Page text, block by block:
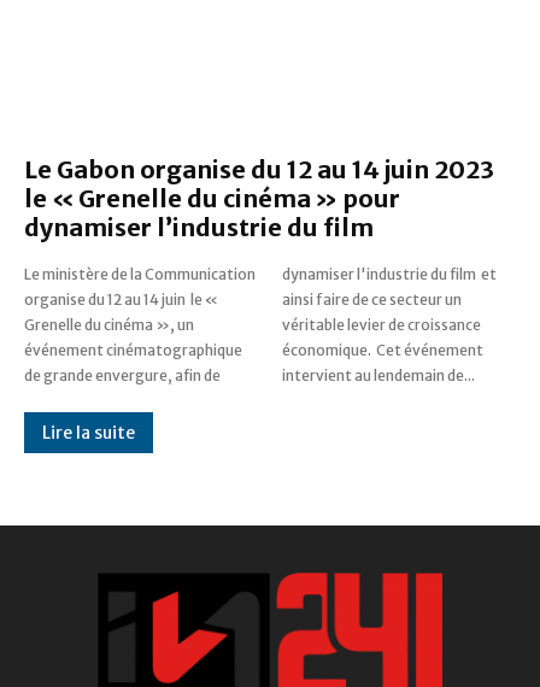
Le Gabon organise du 12 au 14 juin 2023
le « Grenelle du cinéma » pour
dynamiser l’industrie du film
Le ministère de la Communication
organise du 12 au 14 juin le «
Grenelle du cinéma », un
événement cinématographique
de grande envergure, afin de
dynamiser l'industrie du film et
ainsi faire de ce secteur un
véritable levier de croissance
économique. Cet événement
intervient au lendemain de...
Lire la suite